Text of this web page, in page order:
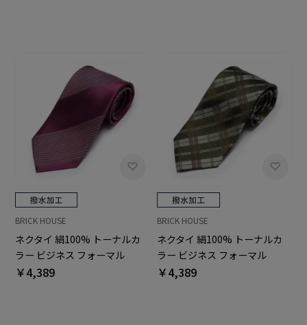
BRICK HOUSE
ネクタイ 絹100% トーナルカ
ラー ビジネス フォーマル
￥4,389
BRICK HOUSE
ネクタイ 絹100% トーナルカ
ラー ビジネス フォーマル
￥4,389